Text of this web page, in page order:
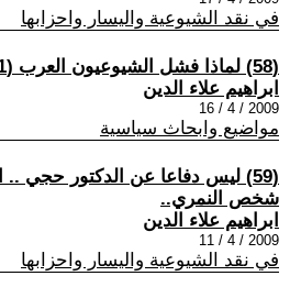
في نقد الشيوعية واليسار واحزابها
(58) لماذا فشل الشيوعيون العرب (1)
ابراهيم علاء الدين
2009 / 4 / 16
مواضيع وابحاث سياسية
(59) ليس دفاعا عن الدكتور حجي ..
شخص النمري..
ابراهيم علاء الدين
2009 / 4 / 11
في نقد الشيوعية واليسار واحزابها